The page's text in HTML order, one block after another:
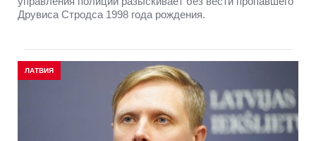
Друвиса Стродса 1998 года рождения.
ЛАТВИЯ